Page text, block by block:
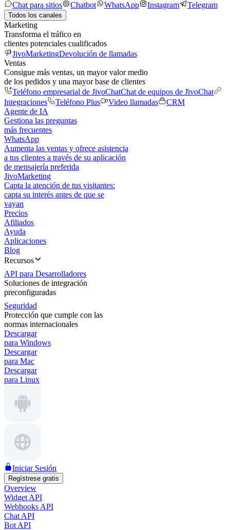
Chat para sitios
Chatbot WhatsApp Instagram Telegram
Todos los canales
Marketing
Transforma el tráfico en
clientes potenciales cualificados
JivoMarketingDevolución de llamadas
Ventas
Consigue más ventas, un mayor valor medio
de los pedidos y una mayor base de clientes
Teléfono empresarial de JivoChatChat de equipos de JivoChat
Integraciones
Teléfono Plus Video llamadas
CRM
Agente de IA
Gestiona las preguntas
más frecuentes
WhatsApp
Aumenta las ventas y ofrece asistencia
a tus clientes a través de su aplicación
de mensajería preferida
JivoMarketing
Capta la atención de tus visitantes:
capta su interés antes de que se
vayan
Precios
Afiliados
Ayuda
Aplicaciones
Blog
Recursos
API para Desarrolladores
Soluciones de integración
preconfiguradas
Seguridad
Protección que cumple con las
normas internacionales
Descargar
para Windows
Descargar
para Mac
Descargar
para Linux
Iniciar Sesión
Regístrese gratis
Overview
Widget API
Webhooks API
Chat API
Bot API